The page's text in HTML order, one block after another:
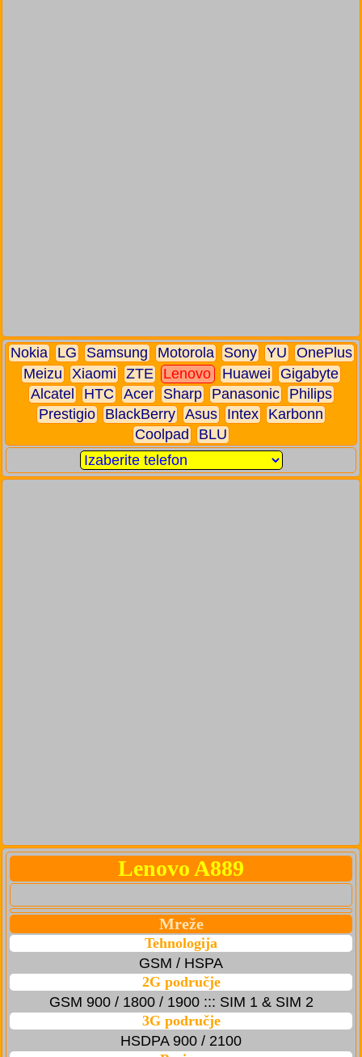
Nokia LG Samsung Motorola Sony YU
OnePlus
Meizu
Xiaomi ZTE Lenovo Huawei
Gigabyte
Alcatel
HTC Acer Sharp Panasonic
Philips
Prestigio
BlackBerry Asus Intex
Karbonn
Coolpad
BLU
Lenovo A889
Mreže
Tehnologija
GSM / HSPA
2G područje
GSM 900 / 1800 / 1900 ::: SIM 1 & SIM 2
3G područje
HSDPA 900 / 2100